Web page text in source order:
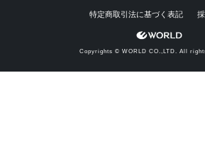
特定商取引法に基づく表記
Copyrights © WORLD CO.,LTD. All